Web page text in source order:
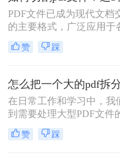
分。本文将介绍PDF文档
并提供了几种实用的方法
PDF文件已成为现代文档
的主要格式，广泛应用于
如商务、教育、科研等。
文件通常比较大，内容较
往往会比较麻烦。为了解
题，我们需要一款方便易
件切割工具。那么如何切
一个工具轻松搞定！一起
赞 踩
在日常工作和学习中，我
到需要处理大型PDF文件
这些文件过于庞大，包含
页面时，我们可能会希望
赞 踩